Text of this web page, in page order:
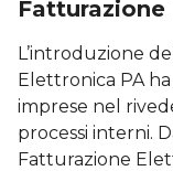
L’introduzione
Elettronica PA
imprese nel
processi interni.
Fatturazione